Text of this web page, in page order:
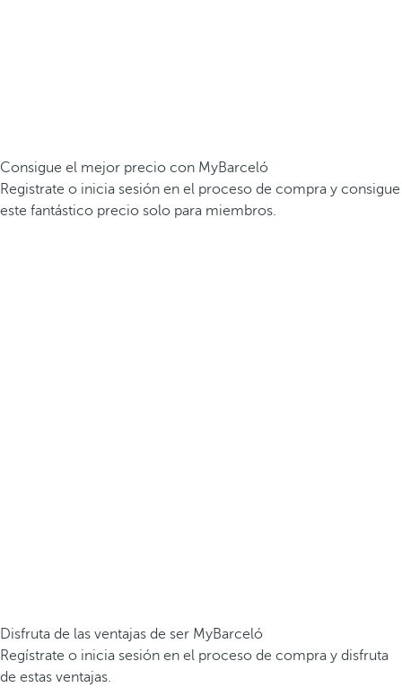
Consigue el mejor precio con MyBarceló
Registrate o inicia sesión en el proceso de compra y consigue
este fantástico precio solo para miembros.
Disfruta de las ventajas de ser MyBarceló
Regístrate o inicia sesión en el proceso de compra y disfruta
de estas ventajas.